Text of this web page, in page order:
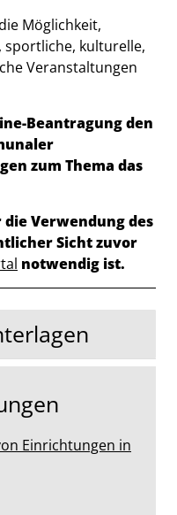
Möglichkeit,
kulturelle,
Veranstaltungen
Beantragung den
zum Thema das
Verwendung des
Sicht zuvor
notwendig ist.
Einrichtungen in